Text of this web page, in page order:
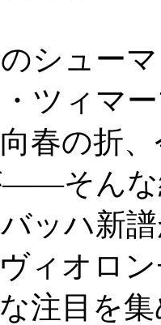
シュー
ツィマ
春の折
——そんな
ッハ新
ィオロ
注目を